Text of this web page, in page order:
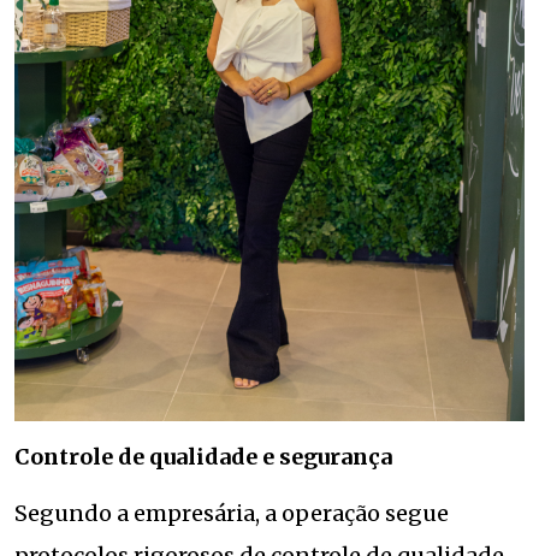
Controle de qualidade e segurança
Segundo a empresária, a operação segue